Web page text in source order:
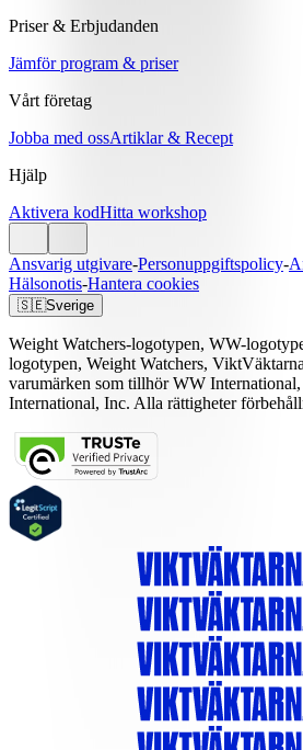
Priser & Erbjudanden
Jämför program & priser
Vårt företag
Jobba med ossArtiklar & Recept
Hjälp
Aktivera kodHitta workshop
Ansvarig utgivare-Personuppgiftspolicy-
Hälsonotis-Hantera cookies
🇸🇪Sverige
Weight Watchers-logotypen, WW-
logotypen, Weight Watchers,
varumärken som tillhör WW
International, Inc. Alla rättigheter